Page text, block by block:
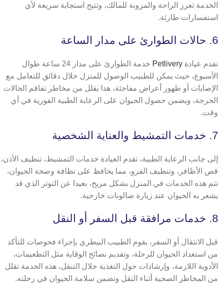
الخدمة تعزز الراحة والمرونة للمالك، وتتيح استجابة سريعة لأي
استفسارات طارئة.
6. حالات الطوارئ على مدار الساعة
تقدم عيادة Petlivery
خدمة الطوارئ على مدار 24 ساعة طوال
الأسبوع، حيث يمكن للطبيب الوصول للمنزل خلال دقائق للتعامل مع
الإصابات أو ظهور أعراض مفاجئة، هذا يقلل من مخاطر تفاقم الحالات
الحرجة، ويضمن حصول الحيوان على الرعاية الطبية الفورية في أي
وقت.
7. خدمات التمشيط والعناية الشخصية
إلى جانب الرعاية الطبية، تقدم العيادة خدمات التمشيط، تنظيف الأذن،
قص الأظافر، وتنظيف الفرو، مما يحافظ على نظافة وصحة الحيوان،
تتم هذه الخدمات في المنزل بشكل مريح، بعيدا عن التوتر الذي قد
يشعر به الحيوان عند زيارة صالونات خارجية.
8. خدمات مرافقة قبل السفر أو النقل
قبل الانتقال أو السفر، يقوم الطبيب البيطري بإجراء فحوصات للتأكد
من استعداد الحيوان للرحلة، وتقديم نصائح الوقاية مثل التطعيمات،
الأدوية اللازمة، وإرشادات حول التغذية خلال التنقل، هذه الخدمة تقلل
من المخاطر الصحية أثناء النقل وتضمن سلامة الحيوان في رحلته.